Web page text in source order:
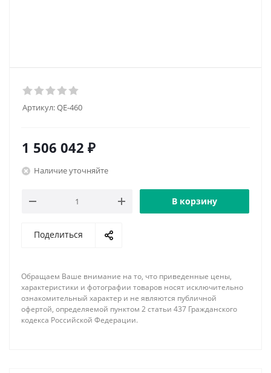
Артикул:QE-460
1 506 042 ₽
Наличие уточняйте
В корзину
Поделиться
Обращаем Ваше внимание на то, что приведенные цены,
характеристики и фотографии товаров носят исключительно
ознакомительный характер и не являются публичной
офертой, определяемой пунктом 2 статьи 437 Гражданского
кодекса Российской Федерации.